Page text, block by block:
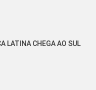
LATINA CHEGA AO SUL